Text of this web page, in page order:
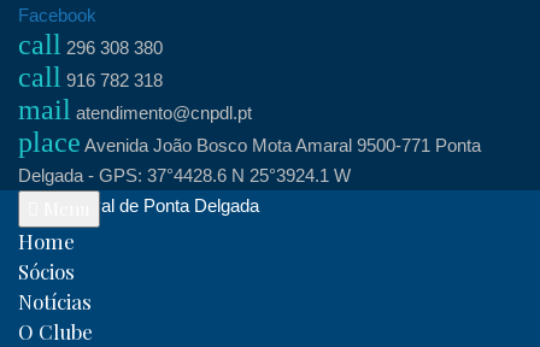
Skip
content
Facebook
call 296 308 380
call 916 782 318
mail atendimento@cnpdl.pt
place Avenida João Bosco Mota Amaral 9500-771 Ponta
Delgada - GPS: 37°4428.6 N 25°3924.1 W
Clube Naval de Ponta Delgada
Home
Sócios
Notícias
O Clube